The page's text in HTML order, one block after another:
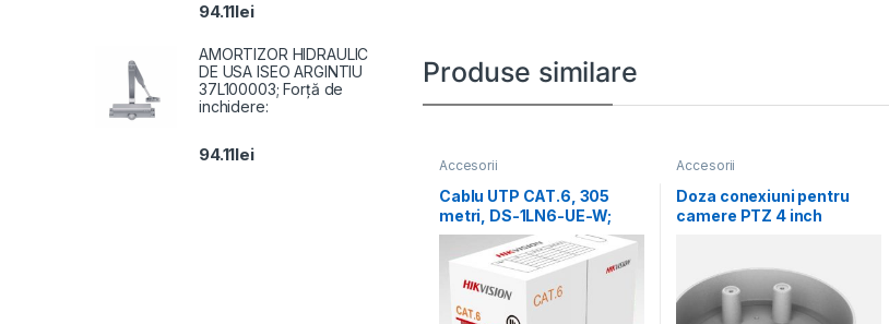
Produse similare
Accesorii
Cablu UTP CAT.6, 305
metri, DS-1LN6-UE-W;
Diametru fir: 0.53mm,
OFC,
Accesorii
Doza conexiuni pentru
camere PTZ 4 inch
94.11lei
AMORTIZOR HIDRAULIC
DE USA ISEO ARGINTIU
37L100003; Forță de
inchidere:
94.11lei